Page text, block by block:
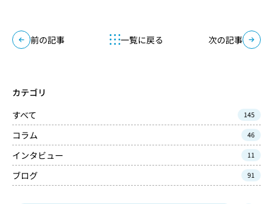
前の記事 一覧に戻る 次の記事
カテゴリ
すべて
145
コラム 46
インタビュー 11
ブログ 91